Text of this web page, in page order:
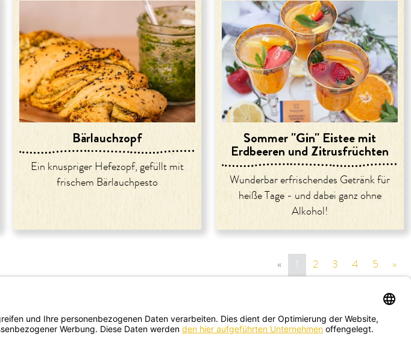
Bärlauchzopf
Ein knuspriger Hefezopf, gefüllt mit
frischem Bärlauchpesto
Sommer "Gin" Eistee mit
Erdbeeren und Zitrusfrüchten
Wunderbar erfrischendes Getränk für
heiße Tage - und dabei ganz ohne
Alkohol!
« vorige Seite
1 2 3 4 5 »